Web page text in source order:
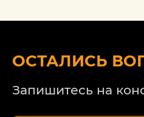
работу,
ОСТАЛИСЬ
Запишитесь на